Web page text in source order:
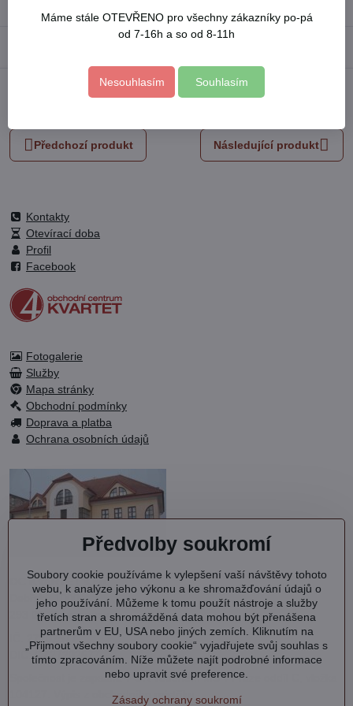
Předchozí produkt Následující produkt
Kontakty
Otevírací doba
Profil
Facebook
Fotogalerie
Služby
Mapa stránky
Obchodní podmínky
Doprava a platba
Ochrana osobních údajů
OC KVARTET s.r.o.
Debřská 1000
293 06 Kosmonosy
IČ: 27202577
DIČ: CZ27202577
Společnost je zapsána v OR vedeném MS v Praze oddíl C, vložka
z obchodního rejstříku.
Předvolby soukromí
Soubory cookie používáme k vylepšení vaší návštěvy tohoto
webu, k analýze jeho výkonu a ke shromažďování údajů o
jeho používání. Můžeme k tomu použít nástroje a služby
třetích stran a shromážděná data mohou být přenášena
partnerům v EU, USA nebo jiných zemích. Kliknutím na
„Přijmout všechny soubory cookie“ vyjadřujete svůj souhlas s
tímto zpracováním. Níže můžete najít podrobné informace
nebo upravit své preference.
Zásady ochrany soukromí
Máme stále OTEVŘENO pro všechny zákazníky po-pá
od 7-16h a so od 8-11h
Nesouhlasím Souhlasím